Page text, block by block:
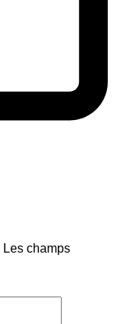
Les champs